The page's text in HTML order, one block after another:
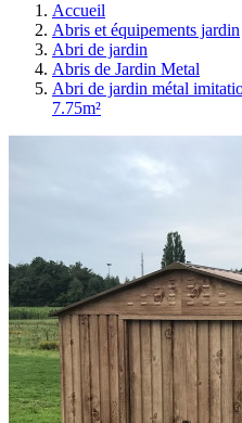
Accueil
Abris et équipements jardin
Abri de jardin
Abris de Jardin Metal
Abri de jardin métal
7.75m²